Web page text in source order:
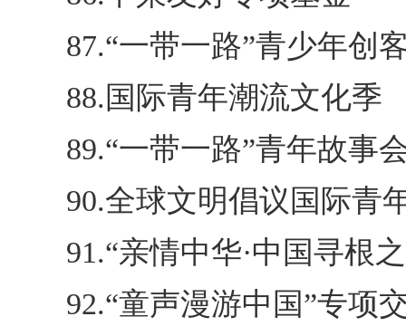
87.“一带一路”青少年创
88.国际青年潮流文化季
89.“一带一路”青年故事
90.全球文明倡议国际青
91.“亲情中华·中国寻根
92.“童声漫游中国”专项